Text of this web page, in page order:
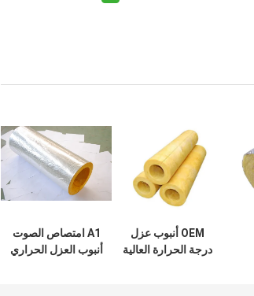
OEM أنبوب عزل
درجة الحرارة العالية
A1 امتصاص الصوت
أنبوب العزل الحراري